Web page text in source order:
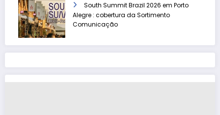
South Summit Brazil 2026 em Porto
Alegre : cobertura da Sortimento
Comunicação